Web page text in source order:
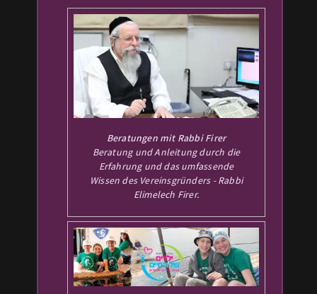
Beratungen mit Rabbi Firer
Beratung und Anleitung durch die
Erfahrung und das umfassende
Wissen des Vereinsgründers - Rabbi
Elimelech Firer.